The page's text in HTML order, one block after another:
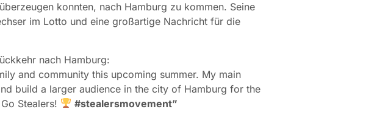
konnten, nach Hamburg zu kommen. Seine
im Lotto und eine großartige Nachricht für die
nach Hamburg:
and community this upcoming summer. My main
build a larger audience in the city of Hamburg for the
Stealers!
#stealersmovement”